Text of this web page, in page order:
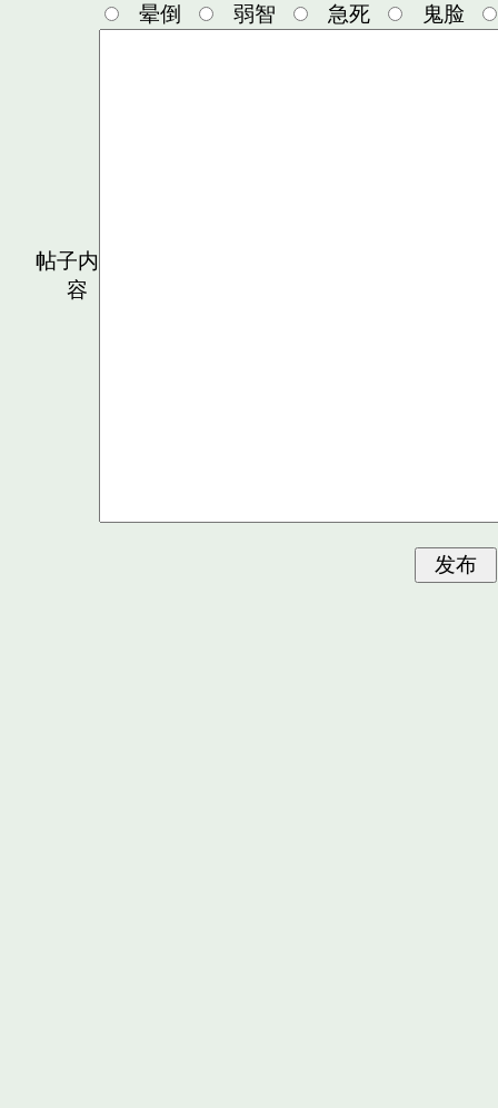
晕倒
弱智 急死 鬼脸
帖子内
容